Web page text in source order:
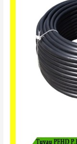
Irrigation